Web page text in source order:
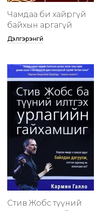
Чамдаа би хайргүй
байхын аргагүй
Дэлгэрэнгүй
Стив Жобс түүний